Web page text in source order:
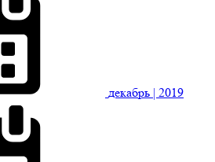
декабрь | 2019